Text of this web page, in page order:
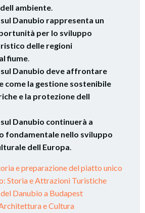
ambiente.
Danubio rappresenta un
per lo sviluppo
delle regioni
fiume.
sul Danubio deve affrontare
come la gestione sostenibile
e la protezione dell
Danubio continuerà a
fondamentale nello sviluppo
dell Europa.
e preparazione del piatto unico
Storia e Attrazioni Turistiche
Danubio a Budapest
e Cultura